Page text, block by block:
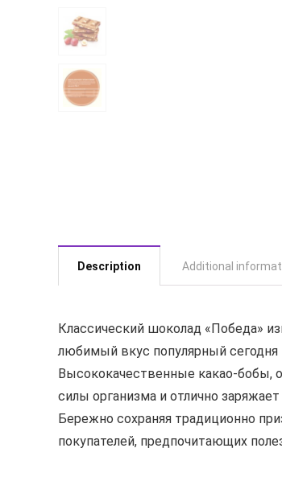
Description Additional
Классический шоколад «Победа»
любимый вкус популярный сегодня
Высококачественные какао-бобы,
силы организма и отлично
Бережно сохраняя традиционно
покупателей, предпочитающих